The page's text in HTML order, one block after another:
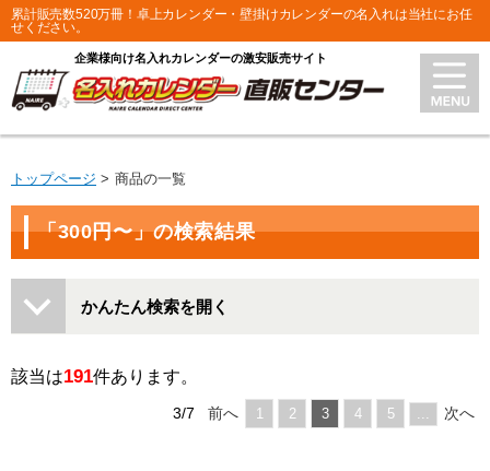
累計販売数520万冊！卓上カレンダー・壁掛けカレンダーの名入れは当社にお任
せください。
企業様向け名入れカレンダーの激安販売サイト
トップページ 商品の一覧
「300円〜」の検索結果
かんたん検索を開く
該当は191件あります。
3/7 前へ 1 2 3 4 5 ... 次へ